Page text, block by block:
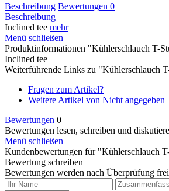
Beschreibung Bewertungen 0
Beschreibung
Inclined tee mehr
Menü schließen
Produktinformationen "Kühlerschlauch T-
Inclined tee
Weiterführende Links zu "Kühlerschlauch
Fragen zum Artikel?
Weitere Artikel von Nicht angegeben
Bewertungen 0
Bewertungen lesen, schreiben und
Menü schließen
Kundenbewertungen für "Kühlerschlauch
Bewertung schreiben
Bewertungen werden nach Überprüfung